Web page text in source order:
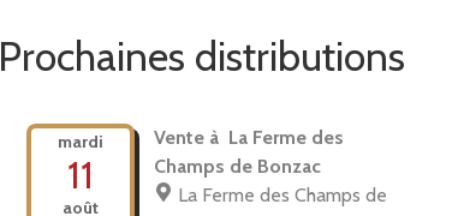
Les recoltes de vos produits frais de saison seront
Le mercredi entre 16h30 et 19h lors des retraits de
vos produits.
Prochaines distributions
mardi
11
août
Vente à La Ferme des
Champs de Bonzac
La Ferme des Champs de